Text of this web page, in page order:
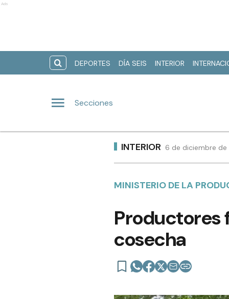
Ads
DEPORTES DÍA SEIS INTERIOR
Secciones
INTERIOR 6 de diciembre de
MINISTERIO DE LA
Productores
cosecha